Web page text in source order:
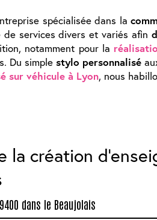
spécialisée dans la
services divers et variés afin
notamment pour la
Du simplestylo personnalisé
sur véhicule à Lyon, nous
la création
dans le Beaujolais